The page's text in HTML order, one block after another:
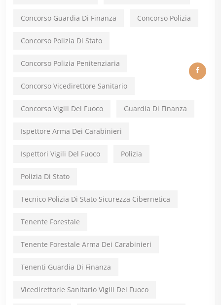
Concorso Guardia Di Finanza Concorso Polizia
Concorso Polizia Di Stato
Concorso Polizia Penitenziaria
Concorso Vicedirettore Sanitario
Concorso Vigili Del Fuoco Guardia Di Finanza
Ispettore Arma Dei Carabinieri
Ispettori Vigili Del Fuoco Polizia
Polizia Di Stato
Tecnico Polizia Di Stato Sicurezza Cibernetica
Tenente Forestale
Tenente Forestale Arma Dei Carabinieri
Tenenti Guardia Di Finanza
Vicedirettorie Sanitario Vigili Del Fuoco